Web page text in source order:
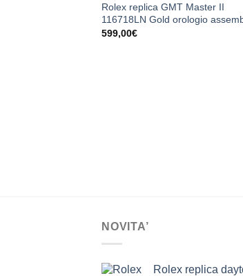
Rolex replica GMT Master II
116718LN Gold orologio
599,00€
NOVITA’
Rolex replica